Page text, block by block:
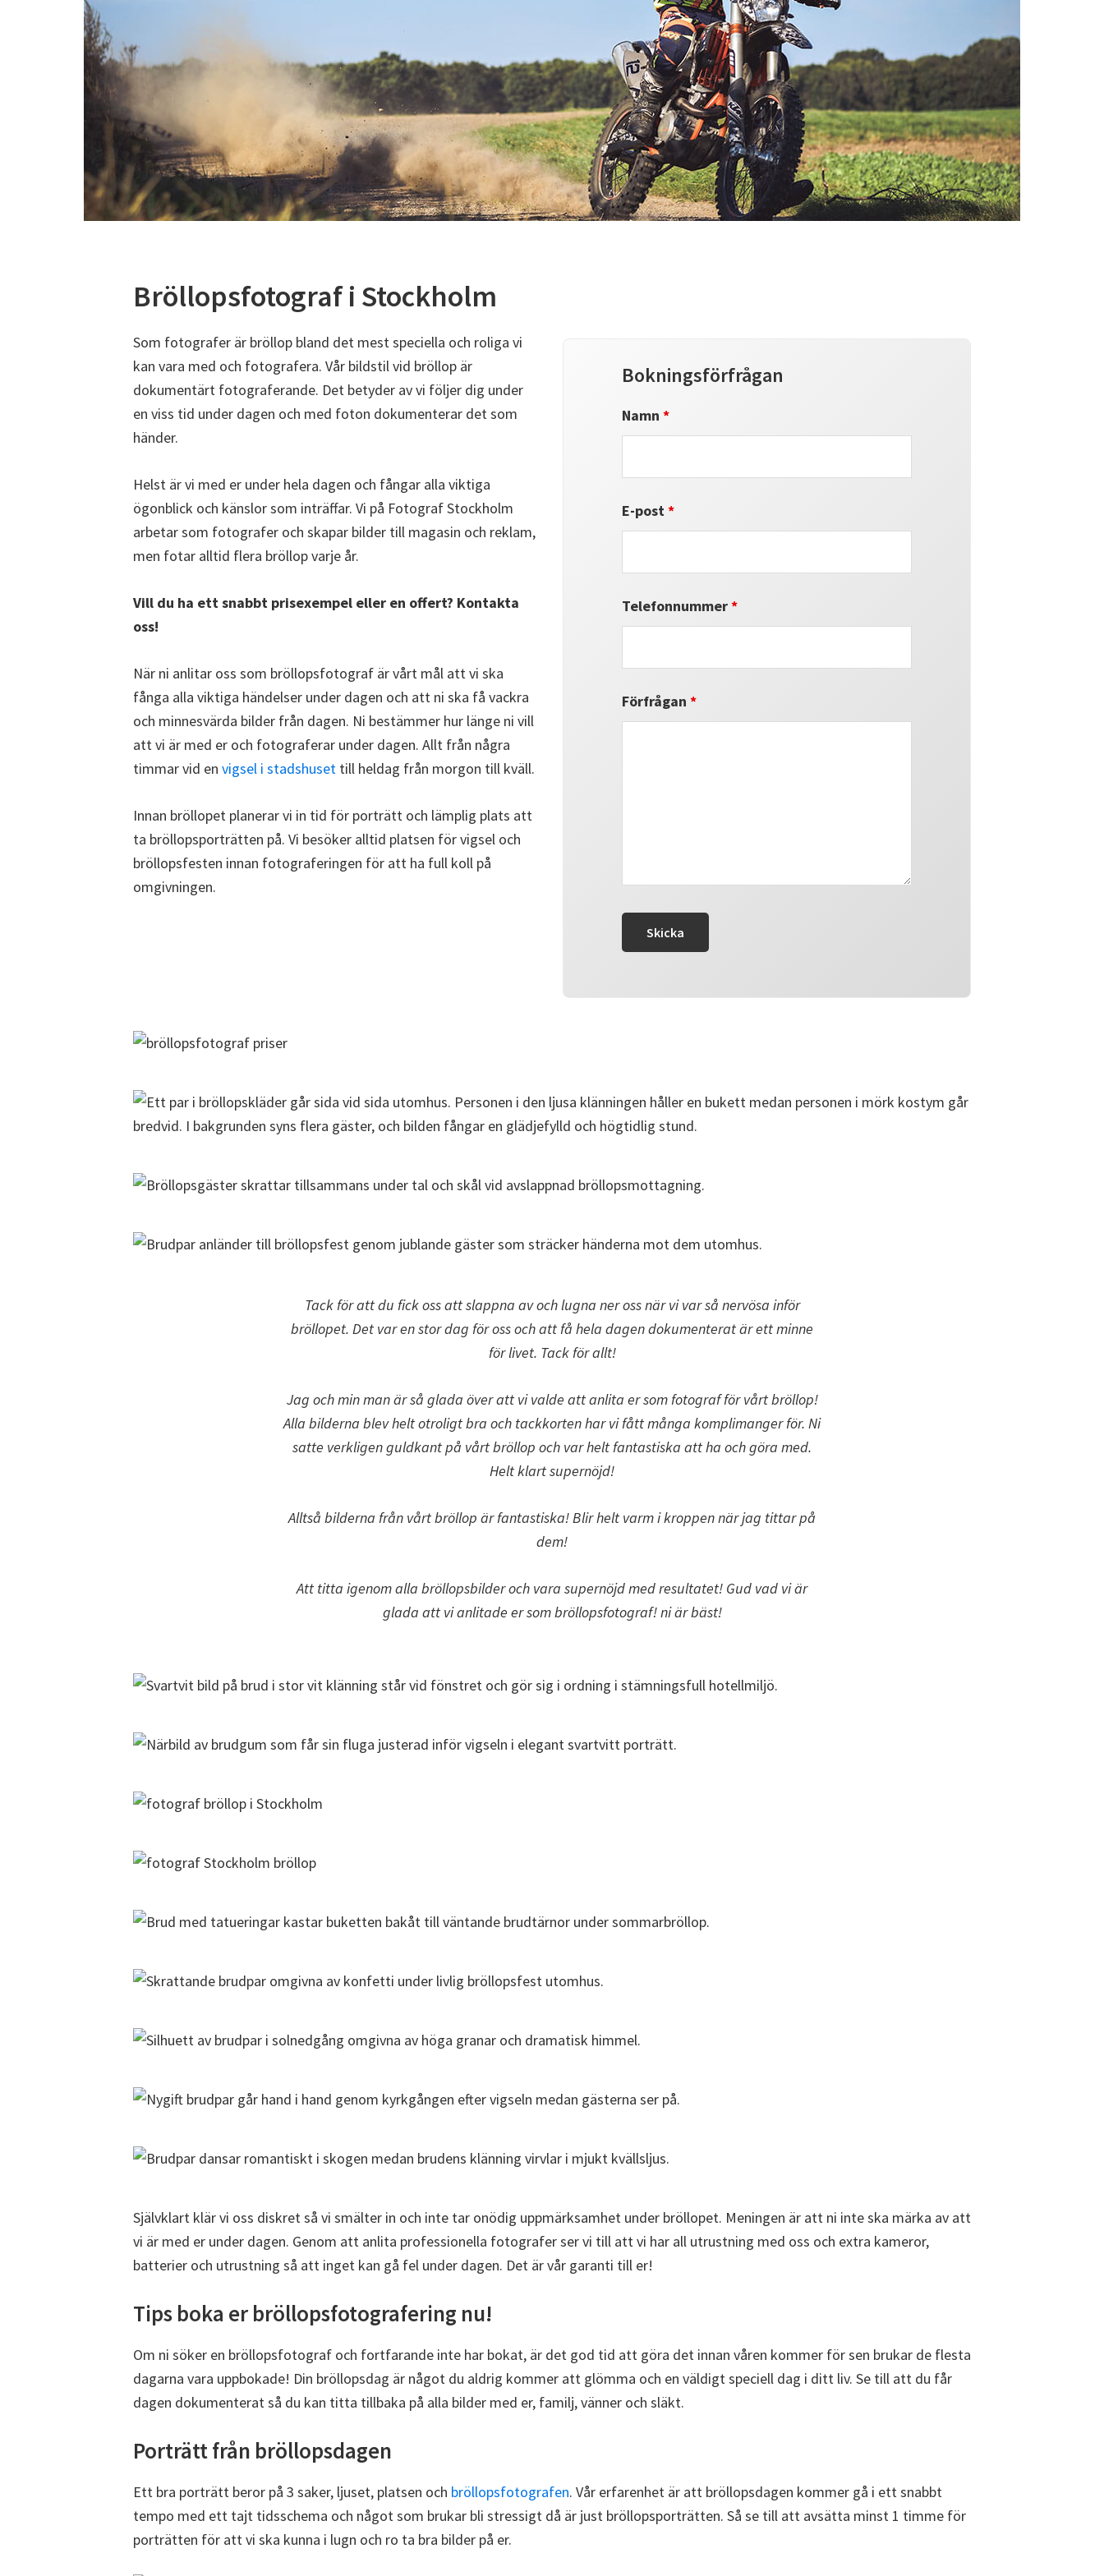
Bröllopsfotograf i Stockholm
Som fotografer är bröllop bland det mest speciella och roliga vi
kan vara med och fotografera. Vår bildstil vid bröllop är
dokumentärt fotograferande. Det betyder av vi följer dig under
en viss tid under dagen och med foton dokumenterar det som
händer.
Helst är vi med er under hela dagen och fångar alla viktiga
ögonblick och känslor som inträffar. Vi på Fotograf Stockholm
arbetar som fotografer och skapar bilder till magasin och reklam,
men fotar alltid flera bröllop varje år.
Vill du ha ett snabbt prisexempel eller en offert? Kontakta
oss!
När ni anlitar oss som bröllopsfotograf är vårt mål att vi ska
fånga alla viktiga händelser under dagen och att ni ska få vackra
och minnesvärda bilder från dagen. Ni bestämmer hur länge ni vill
att vi är med er och fotograferar under dagen. Allt från några
timmar vid en vigsel i stadshuset till heldag från morgon till kväll.
Innan bröllopet planerar vi in tid för porträtt och lämplig plats att
ta bröllopsporträtten på. Vi besöker alltid platsen för vigsel och
bröllopsfesten innan fotograferingen för att ha full koll på
omgivningen.
Bokningsförfrågan
Namn*
E-post*
Telefonnummer*
Förfrågan*
Tack för att du fick oss att slappna av och lugna ner oss när vi var så nervösa inför
bröllopet. Det var en stor dag för oss och att få hela dagen dokumenterat är ett minne
för livet. Tack för allt!
Jag och min man är så glada över att vi valde att anlita er som fotograf för vårt bröllop!
Alla bilderna blev helt otroligt bra och tackkorten har vi fått många komplimanger för. Ni
satte verkligen guldkant på vårt bröllop och var helt fantastiska att ha och göra med.
Helt klart supernöjd!
Alltså bilderna från vårt bröllop är fantastiska! Blir helt varm i kroppen när jag tittar på
dem!
Att titta igenom alla bröllopsbilder och vara supernöjd med resultatet! Gud vad vi är
glada att vi anlitade er som bröllopsfotograf! ni är bäst!
Självklart klär vi oss diskret så vi smälter in och inte tar onödig uppmärksamhet under bröllopet. Meningen är att ni inte ska märka av att
vi är med er under dagen. Genom att anlita professionella fotografer ser vi till att vi har all utrustning med oss och extra kameror,
batterier och utrustning så att inget kan gå fel under dagen. Det är vår garanti till er!
Tips boka er bröllopsfotografering nu!
Om ni söker en bröllopsfotograf och fortfarande inte har bokat, är det god tid att göra det innan våren kommer för sen brukar de flesta
dagarna vara uppbokade! Din bröllopsdag är något du aldrig kommer att glömma och en väldigt speciell dag i ditt liv. Se till att du får
dagen dokumenterat så du kan titta tillbaka på alla bilder med er, familj, vänner och släkt.
Porträtt från bröllopsdagen
Ett bra porträtt beror på 3 saker, ljuset, platsen och bröllopsfotografen. Vår erfarenhet är att bröllopsdagen kommer gå i ett snabbt
tempo med ett tajt tidsschema och något som brukar bli stressigt då är just bröllopsporträtten. Så se till att avsätta minst 1 timme för
porträtten för att vi ska kunna i lugn och ro ta bra bilder på er.